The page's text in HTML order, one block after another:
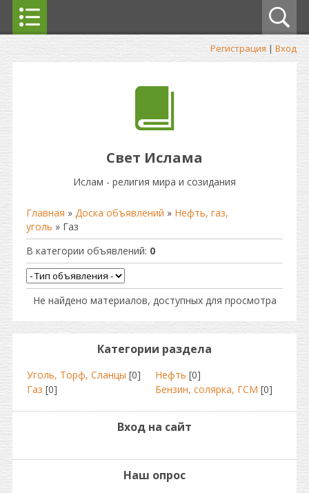
Регистрация | Вход
Свет Ислама
Ислам - религия мира и созидания
Главная » Доска объявлений » Нефть, газ,
уголь » Газ
В категории объявлений: 0
Не найдено материалов, доступных для просмотра
Категории раздела
Уголь, Торф, Сланцы [0] Нефть [0]
Газ [0] Бензин, солярка, ГСМ [0]
Вход на сайт
Наш опрос